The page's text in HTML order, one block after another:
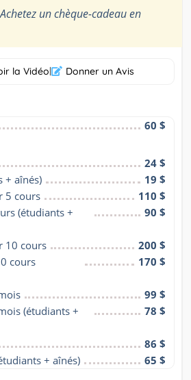
Achetez un chèque-cadeau en
la Vidéo| Donner un Avis
60 $
24 $
+ aînés)
19 $
5 cours
110 $
(étudiants +
90 $
10 cours
200 $
cours
170 $
99 $
(étudiants +
78 $
86 $
+ aînés)
65 $